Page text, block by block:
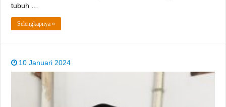
tubuh …
Selengkapnya »
10 Januari 2024